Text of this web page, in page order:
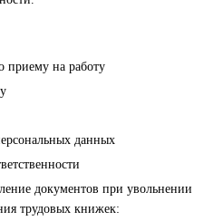
приему на работу
данных
документов при увольнении
трудовых книжек: